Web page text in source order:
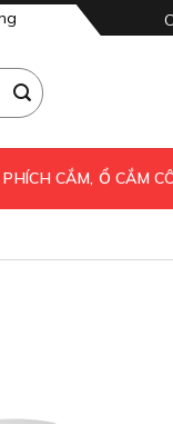
PHÍCH CẮM, Ổ CẮM